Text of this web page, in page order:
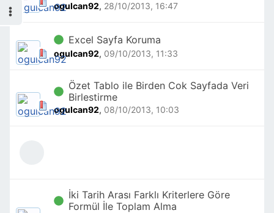
ogulcan92, 28/10/2013, 16:47
Excel Sayfa Koruma
ogulcan92, 09/10/2013, 11:33
Özet Tablo ile Birden Cok Sayfada Veri
Birlestirme
ogulcan92, 08/10/2013, 10:03
İki Tarih Arası Farklı Kriterlere Göre
Formül İle Toplam Alma